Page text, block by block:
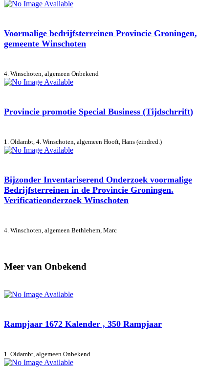
Voormalige bedrijfsterreinen Provincie Groningen,
gemeente Winschoten
4. Winschoten, algemeen Onbekend
Provincie promotie Special Business (Tijdschrrift)
1. Oldambt, 4. Winschoten, algemeen Hooft, Hans (eindred.)
Bijzonder Inventariserend Onderzoek voormalige
Bedrijfsterreinen in de Provincie Groningen.
Verificatieonderzoek Winschoten
4. Winschoten, algemeen Bethlehem, Marc
Meer van Onbekend
Rampjaar 1672 Kalender , 350 Rampjaar
1. Oldambt, algemeen Onbekend